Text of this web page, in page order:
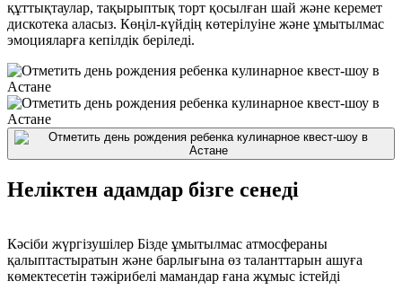
құттықтаулар, тақырыптық торт қосылған шай және керемет
дискотека аласыз. Көңіл-күйдің көтерілуіне және ұмытылмас
эмоцияларға кепілдік беріледі.
Неліктен адамдар бізге сенеді
Кәсіби жүргізушілер Бізде ұмытылмас атмосфераны
қалыптастыратын және барлығына өз таланттарын ашуға
көмектесетін тәжірибелі мамандар ғана жұмыс істейді